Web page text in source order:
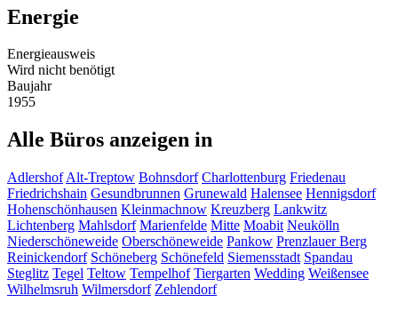
Energie
Energieausweis
Wird nicht benötigt
Baujahr
1955
Alle Büros anzeigen in
Adlershof Alt-Treptow Bohnsdorf Charlottenburg Friedenau
Friedrichshain Gesundbrunnen Grunewald Halensee Hennigsdorf
Hohenschönhausen Kleinmachnow Kreuzberg Lankwitz
Lichtenberg Mahlsdorf Marienfelde Mitte Moabit Neukölln
Niederschöneweide Oberschöneweide Pankow Prenzlauer Berg
Reinickendorf Schöneberg Schönefeld Siemensstadt Spandau
Steglitz Tegel Teltow Tempelhof Tiergarten Wedding Weißensee
Wilhelmsruh Wilmersdorf Zehlendorf